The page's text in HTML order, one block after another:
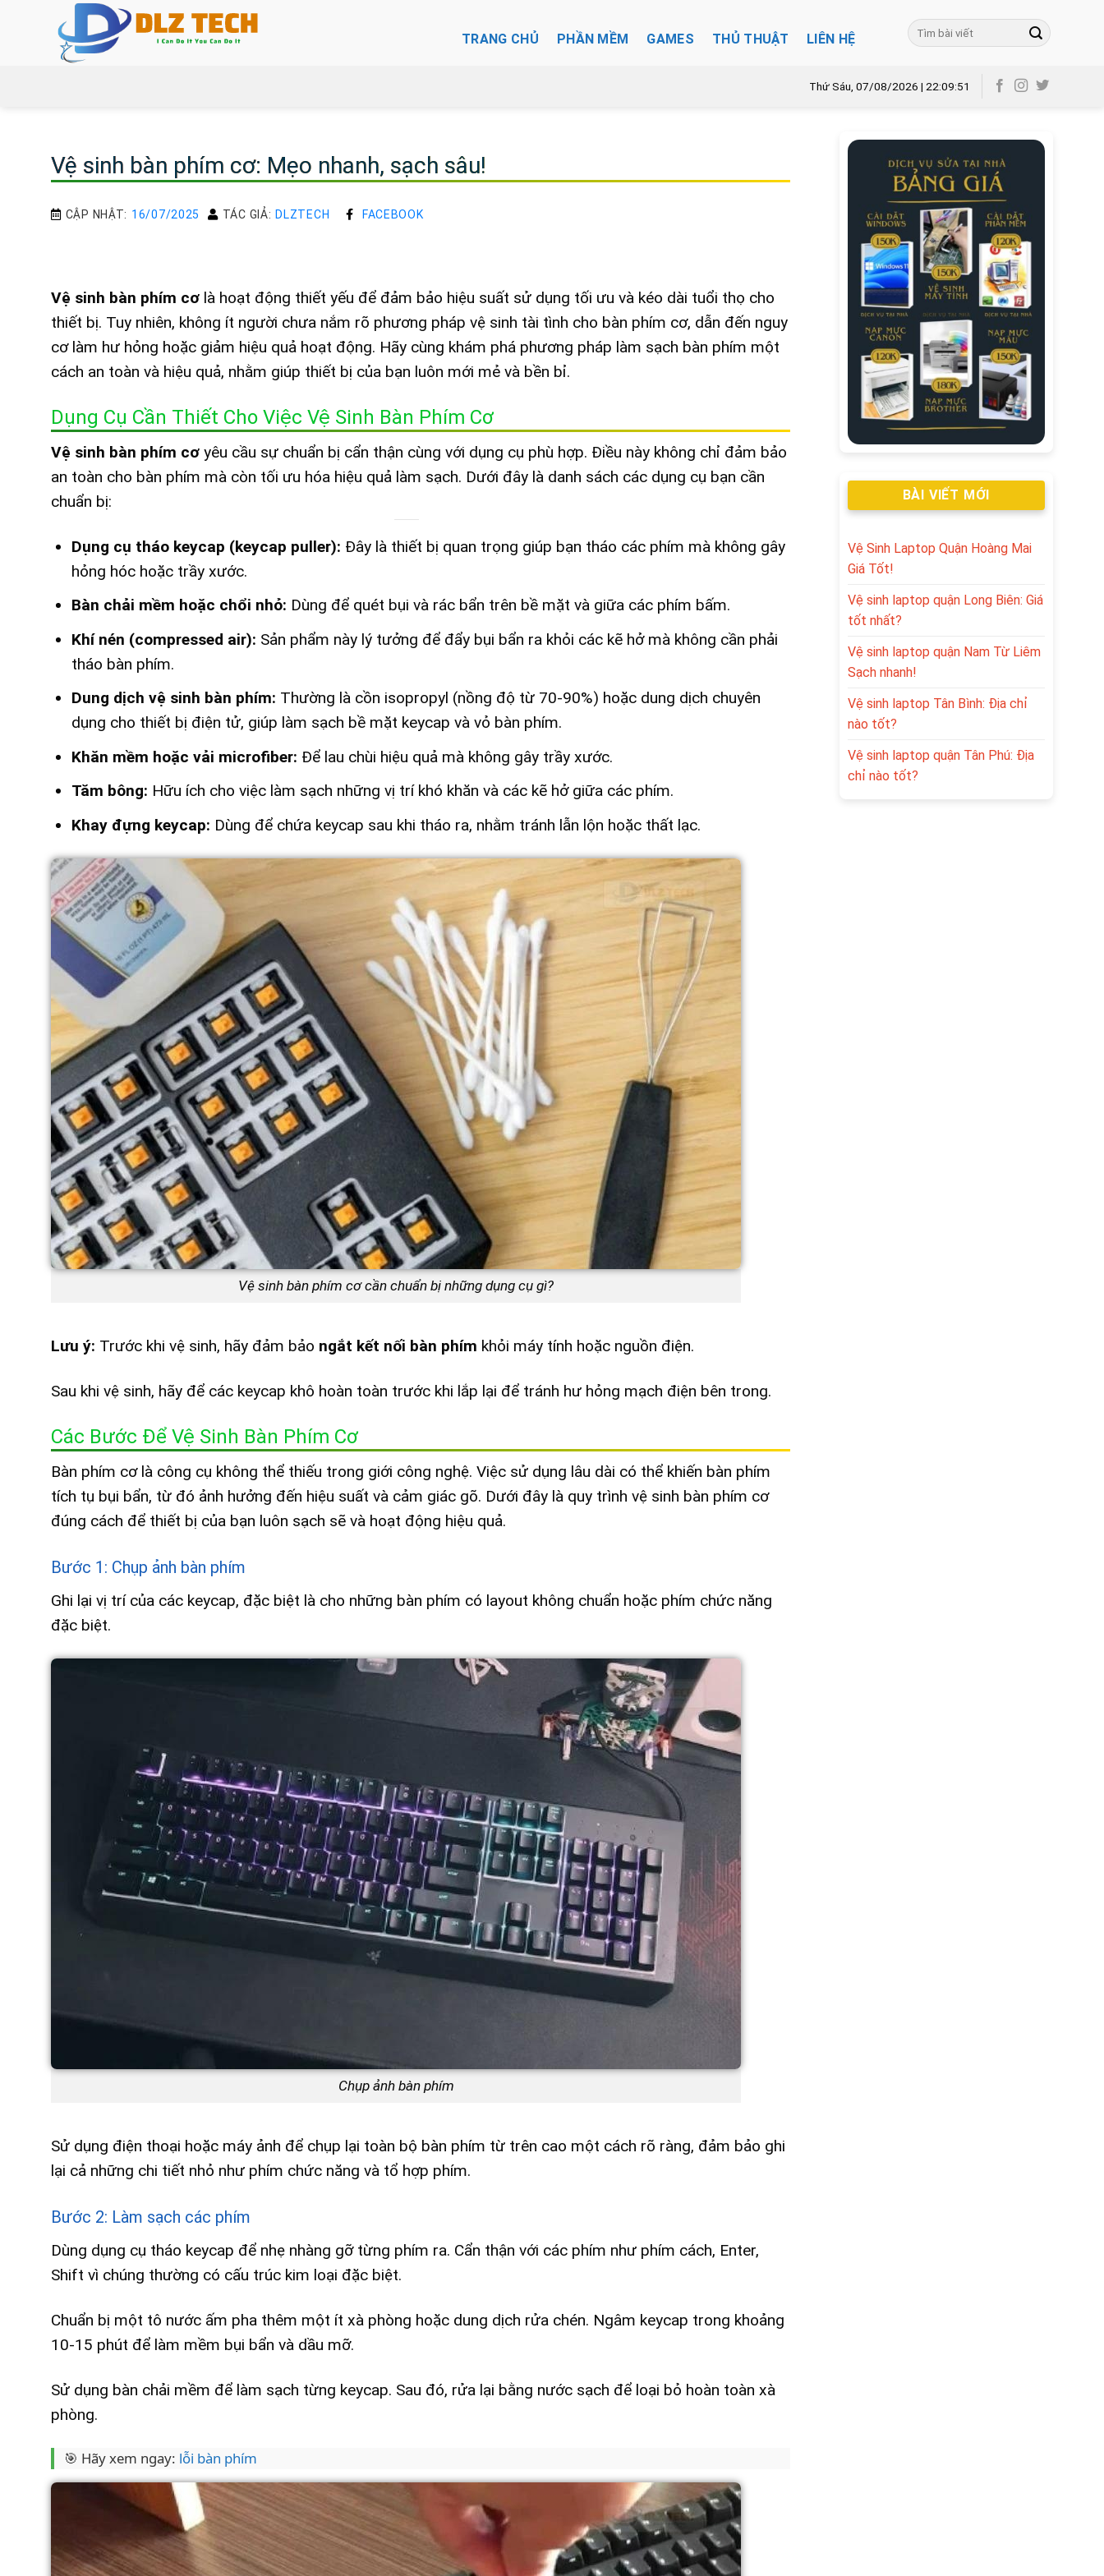
TRANG CHỦ PHẦN MỀM GAMES THỦ THUẬT LIÊN HỆ
Thứ Sáu, 07/08/2026 | 22:09:53
Vệ sinh bàn phím cơ: Mẹo nhanh, sạch sâu!
CẬP NHẬT: 16/07/2025 TÁC GIẢ: DLZTECH FACEBOOK
Vệ sinh bàn phím cơ là hoạt động thiết yếu để đảm bảo hiệu suất sử dụng tối ưu và kéo dài tuổi thọ cho
thiết bị. Tuy nhiên, không ít người chưa nắm rõ phương pháp vệ sinh tài tình cho bàn phím cơ, dẫn đến nguy
cơ làm hư hỏng hoặc giảm hiệu quả hoạt động. Hãy cùng khám phá phương pháp làm sạch bàn phím một
cách an toàn và hiệu quả, nhằm giúp thiết bị của bạn luôn mới mẻ và bền bỉ.
Dụng Cụ Cần Thiết Cho Việc Vệ Sinh Bàn Phím Cơ
Vệ sinh bàn phím cơ yêu cầu sự chuẩn bị cẩn thận cùng với dụng cụ phù hợp. Điều này không chỉ đảm bảo
an toàn cho bàn phím mà còn tối ưu hóa hiệu quả làm sạch. Dưới đây là danh sách các dụng cụ bạn cần
chuẩn bị:
Dụng cụ tháo keycap (keycap puller): Đây là thiết bị quan trọng giúp bạn tháo các phím mà không gây
hỏng hóc hoặc trầy xước.
Bàn chải mềm hoặc chổi nhỏ: Dùng để quét bụi và rác bẩn trên bề mặt và giữa các phím bấm.
Khí nén (compressed air): Sản phẩm này lý tưởng để đẩy bụi bẩn ra khỏi các kẽ hở mà không cần phải
tháo bàn phím.
Dung dịch vệ sinh bàn phím: Thường là cồn isopropyl (nồng độ từ 70-90%) hoặc dung dịch chuyên
dụng cho thiết bị điện tử, giúp làm sạch bề mặt keycap và vỏ bàn phím.
Khăn mềm hoặc vải microfiber: Để lau chùi hiệu quả mà không gây trầy xước.
Tăm bông: Hữu ích cho việc làm sạch những vị trí khó khăn và các kẽ hở giữa các phím.
Khay đựng keycap: Dùng để chứa keycap sau khi tháo ra, nhằm tránh lẫn lộn hoặc thất lạc.
Vệ sinh bàn phím cơ cần chuẩn bị những dụng cụ gì?
Lưu ý: Trước khi vệ sinh, hãy đảm bảo ngắt kết nối bàn phím khỏi máy tính hoặc nguồn điện.
Sau khi vệ sinh, hãy để các keycap khô hoàn toàn trước khi lắp lại để tránh hư hỏng mạch điện bên trong.
Các Bước Để Vệ Sinh Bàn Phím Cơ
Bàn phím cơ là công cụ không thể thiếu trong giới công nghệ. Việc sử dụng lâu dài có thể khiến bàn phím
tích tụ bụi bẩn, từ đó ảnh hưởng đến hiệu suất và cảm giác gõ. Dưới đây là quy trình vệ sinh bàn phím cơ
đúng cách để thiết bị của bạn luôn sạch sẽ và hoạt động hiệu quả.
Bước 1: Chụp ảnh bàn phím
Ghi lại vị trí của các keycap, đặc biệt là cho những bàn phím có layout không chuẩn hoặc phím chức năng
đặc biệt.
Chụp ảnh bàn phím
Sử dụng điện thoại hoặc máy ảnh để chụp lại toàn bộ bàn phím từ trên cao một cách rõ ràng, đảm bảo ghi
lại cả những chi tiết nhỏ như phím chức năng và tổ hợp phím.
Bước 2: Làm sạch các phím
Dùng dụng cụ tháo keycap để nhẹ nhàng gỡ từng phím ra. Cẩn thận với các phím như phím cách, Enter,
Shift vì chúng thường có cấu trúc kim loại đặc biệt.
Chuẩn bị một tô nước ấm pha thêm một ít xà phòng hoặc dung dịch rửa chén. Ngâm keycap trong khoảng
10-15 phút để làm mềm bụi bẩn và dầu mỡ.
Sử dụng bàn chải mềm để làm sạch từng keycap. Sau đó, rửa lại bằng nước sạch để loại bỏ hoàn toàn xà
phòng.
🎯 Hãy xem ngay: lỗi bàn phím
BÀI VIẾT MỚI
Vệ Sinh Laptop Quận Hoàng Mai
Giá Tốt!
Vệ sinh laptop quận Long Biên: Giá
tốt nhất?
Vệ sinh laptop quận Nam Từ Liêm
Sạch nhanh!
Vệ sinh laptop Tân Bình: Địa chỉ
nào tốt?
Vệ sinh laptop quận Tân Phú: Địa
chỉ nào tốt?